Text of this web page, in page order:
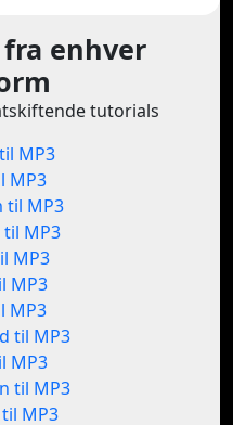
enhver
tutorials
MP3
MP3
til MP3
til MP3
MP3
MP3
MP3
til MP3
MP3
til MP3
MP3